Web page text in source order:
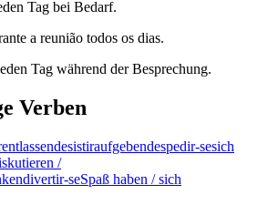
Tag bei Bedarf.
a reunião todos os dias.
Tag während der Besprechung.
Verben
entlassendesistiraufgebendespedir-sesich
/
divertir-seSpaß haben / sich